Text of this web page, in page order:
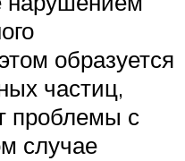
образуется
частиц,
проблемы с
случае